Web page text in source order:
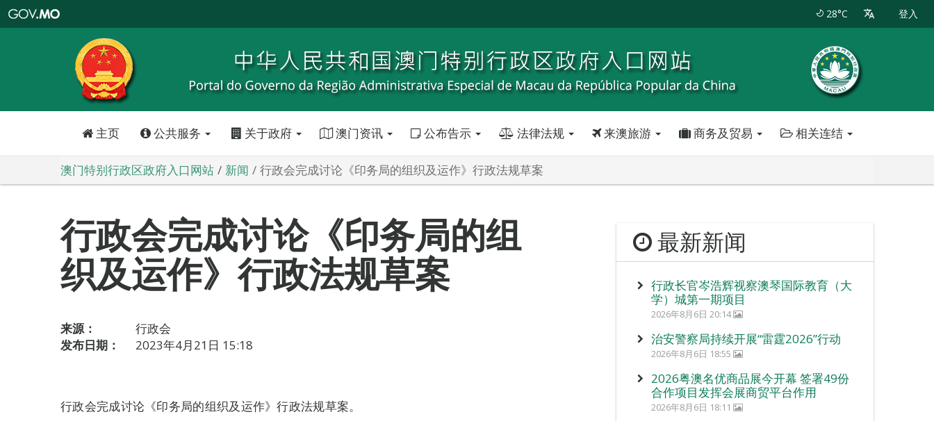
特
政
区
政
口
28°C 登入
主页 公共服务 关于政府 澳门资讯 公布告示 法律法规 来澳旅游 商务及贸易 相关连结
澳门特别行政区政府入口网站 新闻 行政会完成讨论《印务局的组织及运作》行政法规草案
行政会完成讨论《印务局的组
织及运作》行政法规草案
来源：
行政会
发布日期：
2023年4月21日 15:18
行政会完成讨论《印务局的组织及运作》行政法规草案。
最新新闻
行政长官岑浩辉视察澳琴国际教育（大
学）城第一期项目
2026年8月6日 20:14
治安警察局持续开展“雷霆2026”行动
2026年8月6日 18:55
2026粤澳名优商品展今开幕 签署49份
合作项目发挥会展商贸平台作用
2026年8月6日 18:11